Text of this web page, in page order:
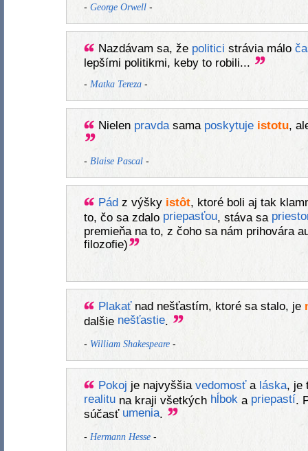
- George Orwell-
Nazdávam sa, že politici strávia málo
lepšími politikmi, keby to robili...
- Matka Tereza-
Nielen pravdasama poskytuje istotu,
- Blaise Pascal-
Pádz výšky istôt, ktoré boli aj tak
to, čo sa zdalo priepasťou, stáva sa
premieňa na to, z čoho sa nám prihovára
filozofie)
Plakaťnad nešťastím, ktoré sa stalo, je
dalšie nešťastie.
- William Shakespeare-
Pokoj je najvyššia vedomosťa láska, je
realituna kraji všetkých hĺbok a priepastí .
súčasť umenia.
- Hermann Hesse-